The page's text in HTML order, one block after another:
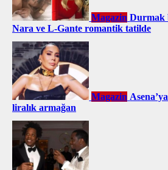
Magazin Durmak
Nara ve L-Gante romantik tatilde
Magazin
liralık armağan